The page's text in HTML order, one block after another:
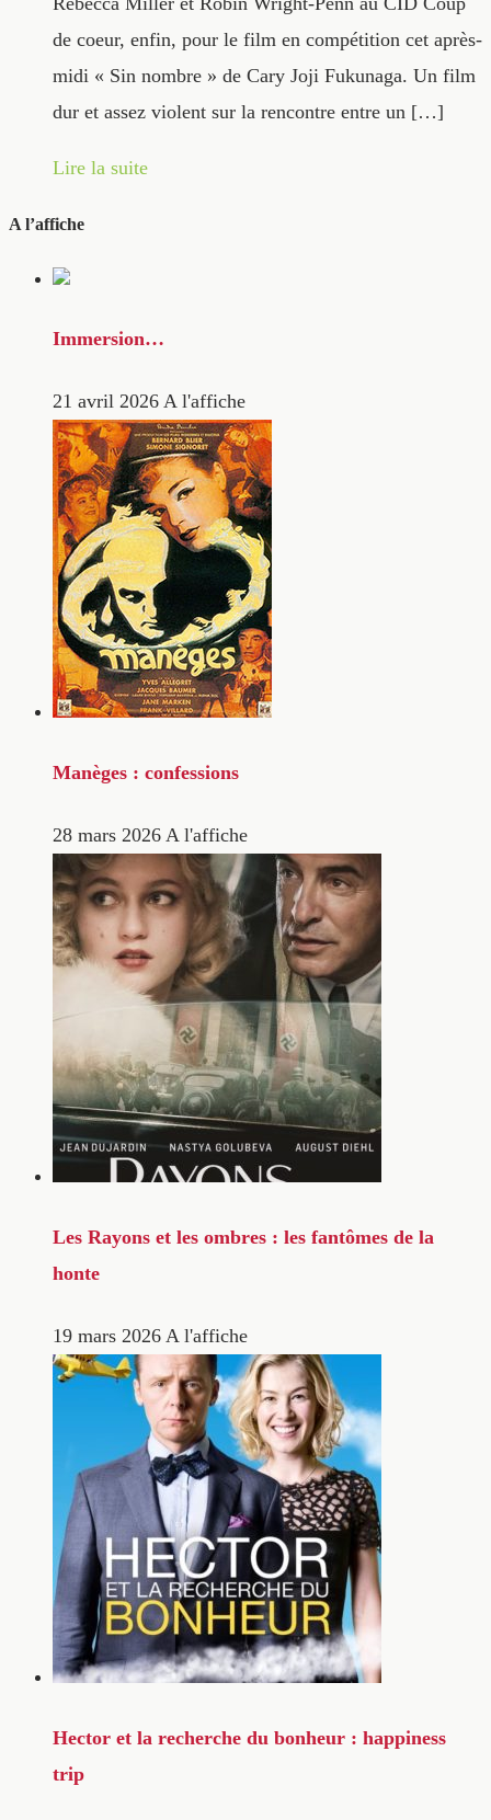
de coeur, enfin, pour le film en compétition cet après-
midi « Sin nombre » de Cary Joji Fukunaga. Un film
dur et assez violent sur la rencontre entre un […]
Lire la suite
A l’affiche
Immersion…
21 avril 2026 A l'affiche
Manèges : confessions
28 mars 2026 A l'affiche
Les Rayons et les ombres : les fantômes de la
honte
19 mars 2026 A l'affiche
Hector et la recherche du bonheur : happiness
trip